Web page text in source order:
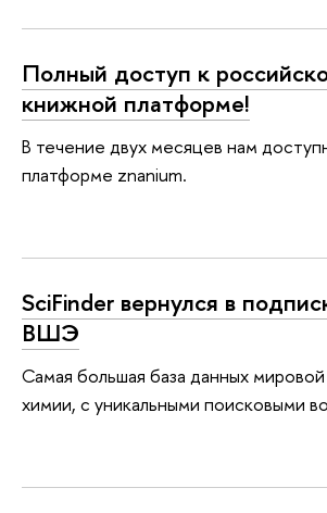
Полный доступ к
книжной платформе!
В течение двух месяцев нам
платформе znanium.
SciFinder вернулся в
ВШЭ
Самая большая база данных
химии, с уникальными поисковыми